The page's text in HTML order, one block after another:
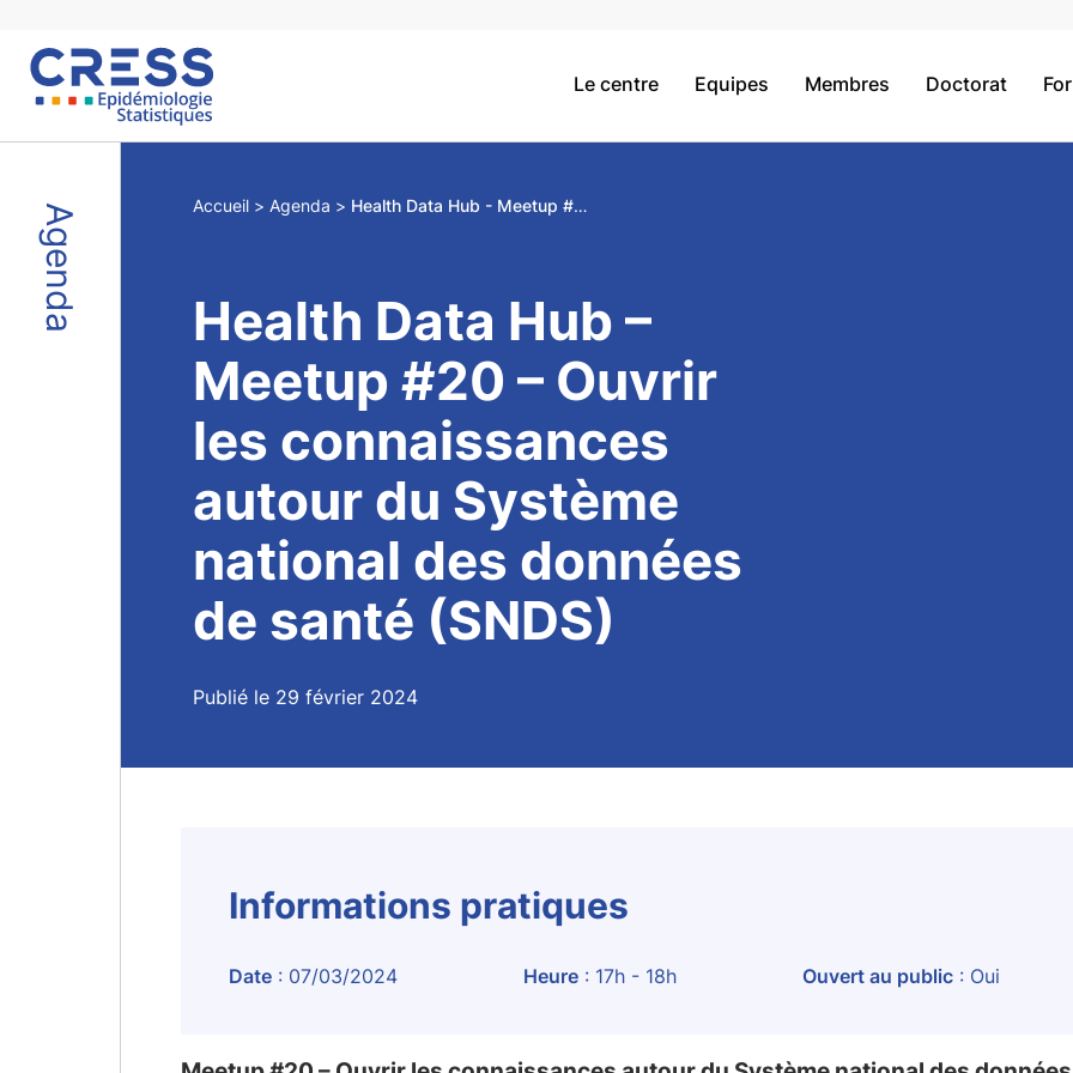
Le centre Equipes Membres Doctorat
Agenda Accueil Agenda Health Data Hub - Meetup #20 - Ouvrir les connaissances autour du Système national des données de santé (SNDS)
Health Data Hub –
Meetup #20 – Ouvrir
les connaissances
autour du Système
national des données
de santé (SNDS)
Publié le 29 février 2024
Informations pratiques
Date : 07/03/2024 Heure : 17h - 18h Ouvert au public : Oui